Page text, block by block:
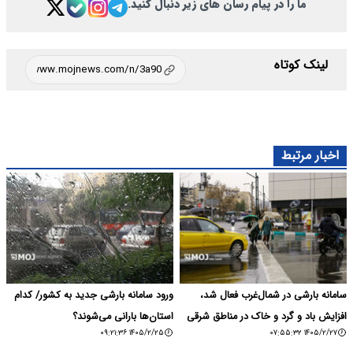
ما را در پیام رسان های زیر دنبال کنید.
لینک کوتاه
اخبار مرتبط
سامانه بارشی در شمال‌غرب فعال شد،
افزایش باد و گرد و خاک در مناطق شرقی
۱۴۰۵/۲/۲۷ ۰۷:۵۵:۳۲
ورود سامانه بارشی جدید به کشور/ کدام
استان‌ها بارانی می‌شوند؟
۱۴۰۵/۲/۲۵ ۰۹:۲۱:۳۶